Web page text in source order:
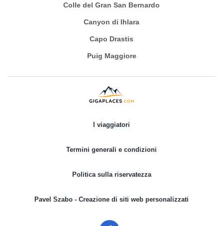
Colle del Gran San Bernardo
Canyon di Ihlara
Capo Drastis
Puig Maggiore
I viaggiatori
Termini generali e condizioni
Politica sulla riservatezza
Pavel Szabo - Creazione di siti web personalizzati